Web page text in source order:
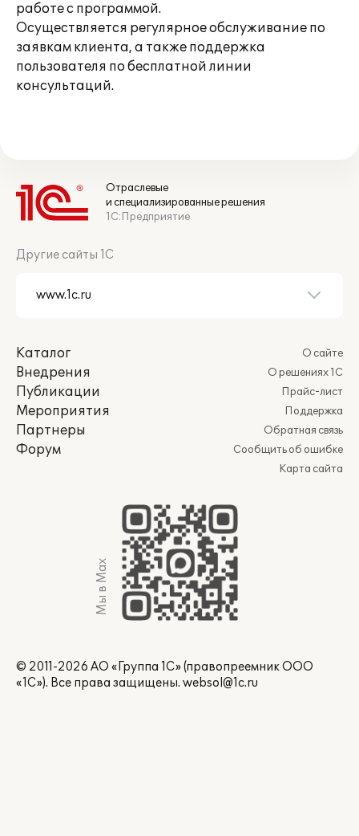
работе с программой.
Осуществляется регулярное обслуживание по
заявкам клиента, а также поддержка
пользователя по бесплатной линии
консультаций.
Отраслевые
и специализированные решения
1С:Предприятие
Другие сайты 1С
Каталог
Внедрения
Публикации
Мероприятия
Партнеры
Форум
О сайте
О решениях 1С
Прайс-лист
Поддержка
Обратная связь
Сообщить об ошибке
Карта сайта
Мы в Max
© 2011-2026 АО «Группа 1С» (правопреемник ООО
«1С»). Все права защищены. websol@1c.ru